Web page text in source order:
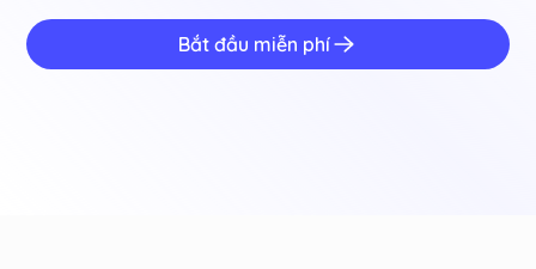
Bắt đầu miễn phí